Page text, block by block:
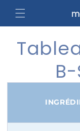
passer
au
contenu